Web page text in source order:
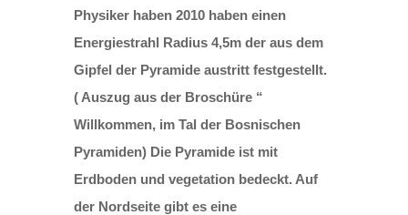
Physiker haben 2010 haben einen
Energiestrahl Radius 4,5m der aus dem
Gipfel der Pyramide austritt festgestellt.
( Auszug aus der Broschüre “
Willkommen, im Tal der Bosnischen
Pyramiden) Die Pyramide ist mit
Erdboden und vegetation bedeckt. Auf
der Nordseite gibt es eine